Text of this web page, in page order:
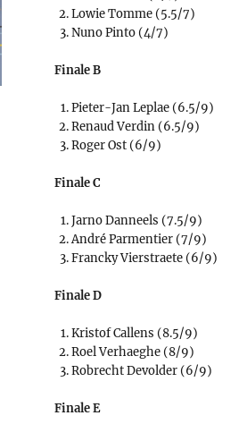
Lowie Tomme (5.5/7)
Nuno Pinto (4/7)
Finale B
Pieter-Jan Leplae (6.5/9)
Renaud Verdin (6.5/9)
Roger Ost (6/9)
Finale C
Jarno Danneels (7.5/9)
André Parmentier (7/9)
Francky Vierstraete (6/9)
Finale D
Kristof Callens (8.5/9)
Roel Verhaeghe (8/9)
Robrecht Devolder (6/9)
Finale E